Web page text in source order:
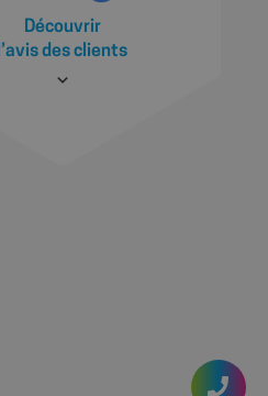
Découvrir
l’avis des clients